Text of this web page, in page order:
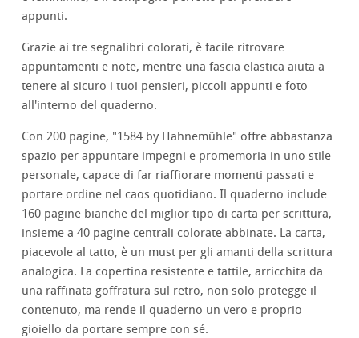
appunti.
Grazie ai tre segnalibri colorati, è facile ritrovare
appuntamenti e note, mentre una fascia elastica aiuta a
tenere al sicuro i tuoi pensieri, piccoli appunti e foto
all'interno del quaderno.
Con 200 pagine, "1584 by Hahnemühle" offre abbastanza
spazio per appuntare impegni e promemoria in uno stile
personale, capace di far riaffiorare momenti passati e
portare ordine nel caos quotidiano. Il quaderno include
160 pagine bianche del miglior tipo di carta per scrittura,
insieme a 40 pagine centrali colorate abbinate. La carta,
piacevole al tatto, è un must per gli amanti della scrittura
analogica. La copertina resistente e tattile, arricchita da
una raffinata goffratura sul retro, non solo protegge il
contenuto, ma rende il quaderno un vero e proprio
gioiello da portare sempre con sé.